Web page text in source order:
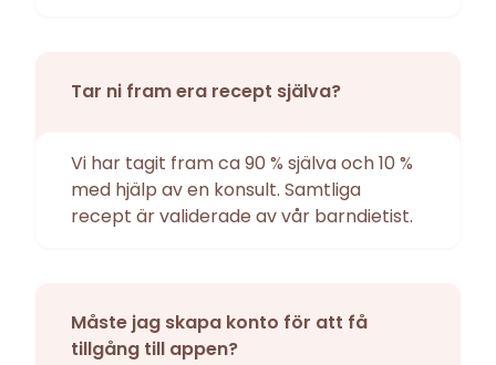
Tar ni fram era recept själva?
Vi har tagit fram ca 90 % själva och 10 %
med hjälp av en konsult. Samtliga
recept är validerade av vår barndietist.
Måste jag skapa konto för att få
tillgång till appen?